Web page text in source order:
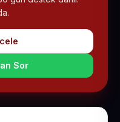
Sor